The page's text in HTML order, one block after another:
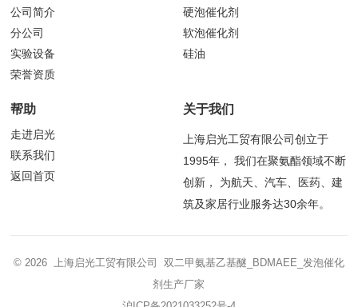
公司简介
分公司
实验设备
荣誉资质
硬泡催化剂
软泡催化剂
硅油
帮助
走进启光
联系我们
返回首页
关于我们
上海启光工贸有限公司创立于
1995年， 我们在聚氨酯领域不断
创新， 为航天、汽车、医药、建
筑及家居行业服务达30余年。
© 2026 上海启光工贸有限公司 双二甲氨基乙基醚_BDMAEE_发泡催化
剂生产厂家